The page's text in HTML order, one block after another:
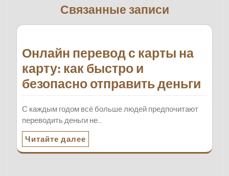
Связанные записи
Онлайн перевод с карты на
карту: как быстро и
безопасно отправить деньги
С каждым годом всё больше людей предпочитают
переводить деньги не…
Читайте далее